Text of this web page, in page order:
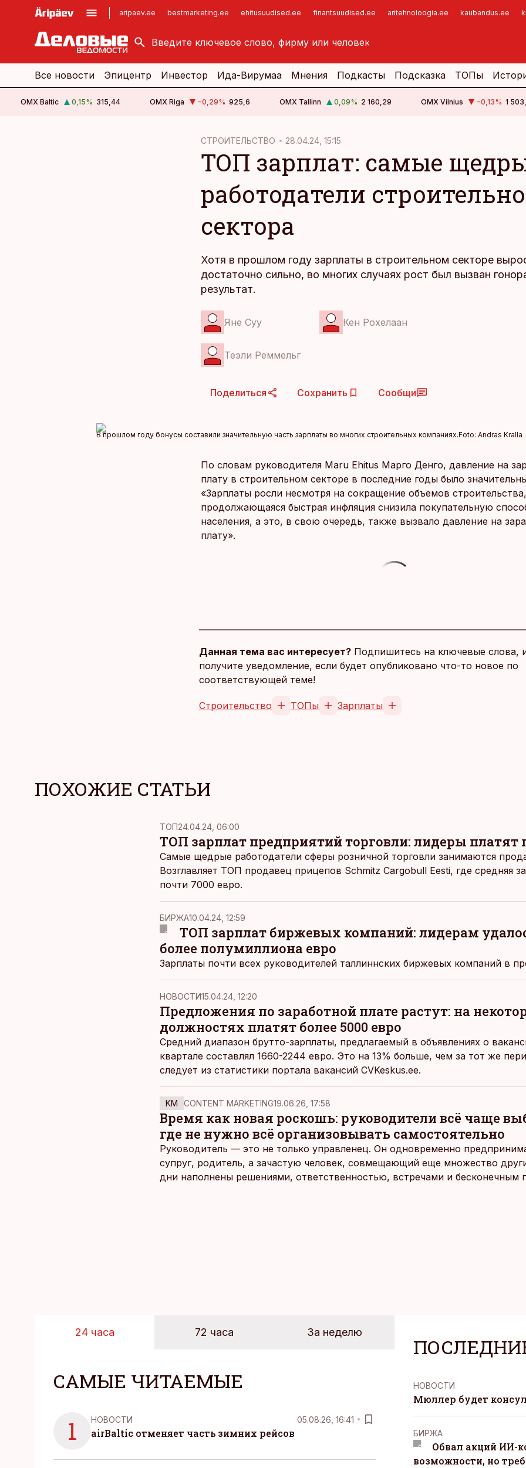
aripaev.ee bestmarketing.ee ehitusuudised.ee finantsuudised.ee aritehnoloogia.ee kaubandus.ee
kinnisvarauudised.ee
logistikauudised.ee
imelineajalugu.ee
Все новости Эпицентр Инвестор Ида-Вирумаа Мнения Подкасты Подсказка ТОПы
OMX Baltic 0,15% 315,44 OMX Riga −0,29% 925,6 OMX Tallinn 0,09% 2 160,29 OMX Vilnius −0,13% 1
СТРОИТЕЛЬСТВО 28.04.24, 15:15
ТОП зарплат: самые
работодатели
сектора
Хотя в прошлом году зарплаты в строительном секторе
достаточно сильно, во многих случаях рост был вызван
результат.
Яне Суу Кен Рохелаан
Теэли Реммельг
Поделиться Сохранить Сообщи
В прошлом году бонусы составили значительную часть зарплаты во многих строительных компаниях.Foto: Andras Kralla
По словам руководителя Maru Ehitus Марго Денго, давление на
плату в строительном секторе в последние годы было
«Зарплаты росли несмотря на сокращение объемов
продолжающаяся быстрая инфляция снизила покупательную
населения, а это, в свою очередь, также вызвало давление на
плату».
Данная тема вас интересует? Подпишитесь на ключевые слова,
получите уведомление, если будет опубликовано что-то новое по
соответствующей теме!
Строительство ТОПы Зарплаты
ПОХОЖИЕ СТАТЬИ
ТОП24.04.24, 06:00
ТОП зарплат предприятий торговли: лидеры платят
Самые щедрые работодатели сферы розничной торговли занимаются
Возглавляет ТОП продавец прицепов Schmitz Cargobull Eesti, где средняя
почти 7000 евро.
БИРЖА10.04.24, 12:59
ТОП зарплат биржевых компаний: лидерам
более полумиллиона евро
Зарплаты почти всех руководителей таллиннских биржевых компаний в
НОВОСТИ15.04.24, 12:20
Предложения по заработной плате растут: на
должностях платят более 5000 евро
Средний диапазон брутто-зарплаты, предлагаемый в объявлениях о
квартале составлял 1660-2244 евро. Это на 13% больше, чем за тот же
следует из статистики портала вакансий CVKeskus.ee.
KM CONTENT MARKETING19.06.26, 17:58
Время как новая роскошь: руководители всё чаще
где не нужно всё организовывать самостоятельно
Руководитель — это не только управленец. Он одновременно
супруг, родитель, а зачастую человек, совмещающий еще множество
дни наполнены решениями, ответственностью, встречами и бесконечным
24 часа 72 часа За неделю
САМЫЕ ЧИТАЕМЫЕ
1 НОВОСТИ 05.08.26, 16:41
airBaltic отменяет часть зимних рейсов
НОВОСТИ
Мюллер будет
БИРЖА
Обвал акций ИИ-
возможности, но